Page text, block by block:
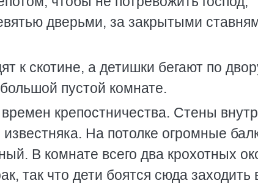
дверьми, за закрытыми
к скотине, а детишки бегают по
пустой комнате.
крепостничества. Стены
На потолке огромные
В комнате всего два крохотных
так что дети боятся сюда заходить